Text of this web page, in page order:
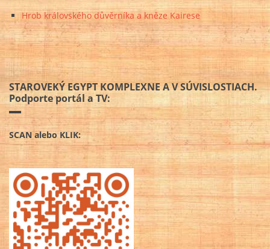
Hrob královského důvěrníka a kněze Kairese
STAROVEKÝ EGYPT KOMPLEXNE A V SÚVISLOSTIACH.
Podporte portál a TV:
SCAN alebo KLIK: